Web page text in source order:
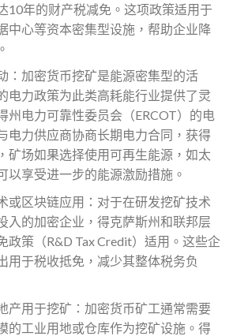
10年的财产税减免。这项政策适用于
中心等资本密集型设施，帮助企业降
：加密货币挖矿是能源密集型的活
电力政策为此类高耗能行业提供了灵
州电力可靠性委员会（ERCOT）的电
电力供应商协商长期电力合同，获得
矿场如果选择使用可再生能源，如太
以享受进一步的能源激励措施。
或区块链应用：对于在研发挖矿技术
入的加密企业，得克萨斯州和联邦层
政策（R&D Tax Credit）适用。这些企
用于税收抵免，减少其整体税务负
产用于挖矿：加密货币矿工通常需要
的工业用地或仓库作为挖矿设施。得